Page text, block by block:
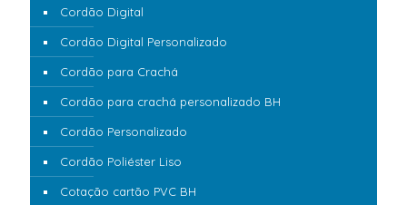
Cordão Digital
Cordão Digital Personalizado
Cordão para Crachá
Cordão para crachá personalizado BH
Cordão Personalizado
Cordão Poliéster Liso
Cotação cartão PVC BH